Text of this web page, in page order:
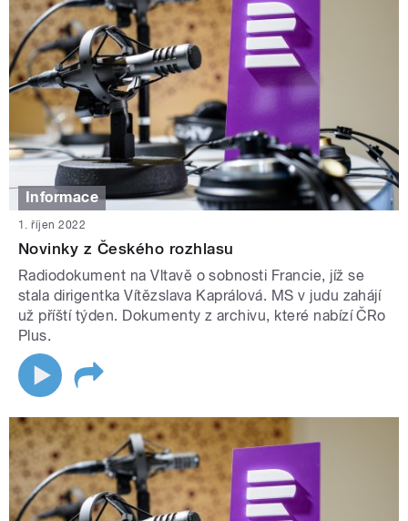
Informace
1. říjen 2022
Novinky z Českého rozhlasu
Radiodokument na Vltavě o sobnosti Francie, jíž se
stala dirigentka Vítězslava Kaprálová. MS v judu zahájí
už příští týden. Dokumenty z archivu, které nabízí ČRo
Plus.